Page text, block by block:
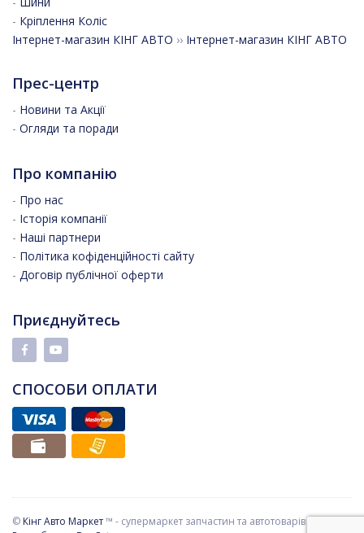
- Кріплення Коліс
Інтернет-магазин КІНГ АВТО ›› Інтернет-магазин КІНГ АВТО
Прес-центр
- Новини та Акції
- Огляди та поради
Про компанію
- Про нас
- Історія компанії
- Наші партнери
- Політика кофіденційності сайту
- Договір публічної оферти
Приєднуйтесь
СПОСОБИ ОПЛАТИ
© Кінг Авто Маркет™ - супермаркет запчастин та автотоварів